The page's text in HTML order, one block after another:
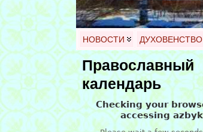
НОВОСТИ ДУХОВЕНСТВО
Православный
календарь